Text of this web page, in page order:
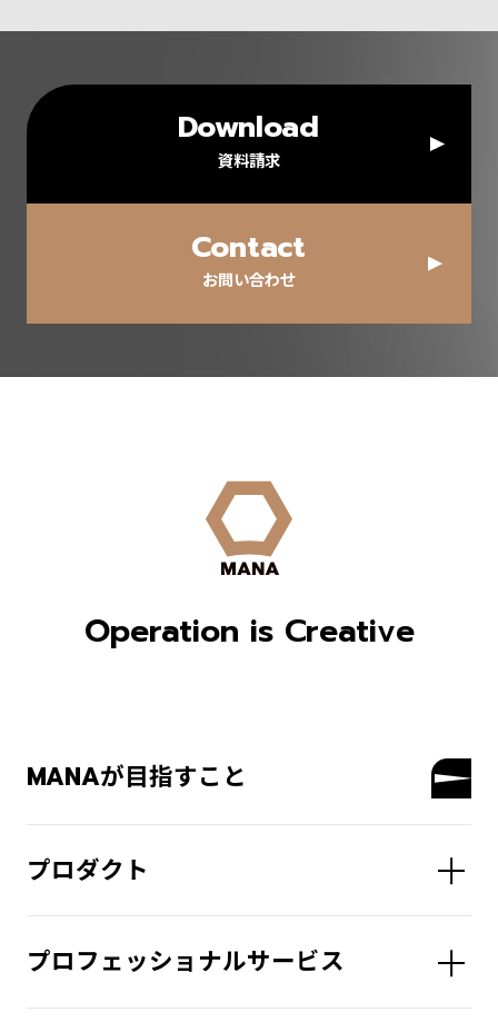
Download
資料請求
Contact
お問い合わせ
Operation is Creative
MANAが目指すこと
プロダクト
プロフェッショナルサービス